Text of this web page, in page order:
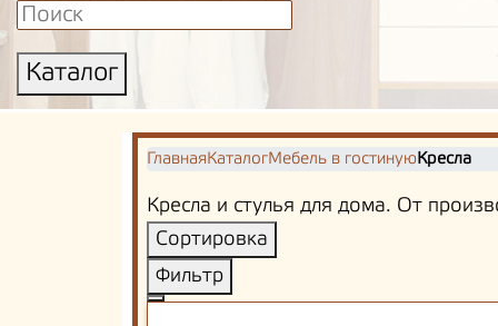
Каталог
ГлавнаяКаталогМебель в гостинуюКресла
Кресла и стулья для дома. От
Сортировка
Фильтр